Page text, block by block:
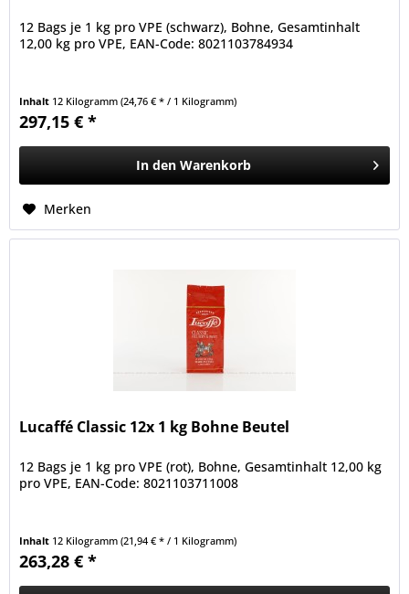
12 Bags je 1 kg pro VPE (schwarz), Bohne, Gesamtinhalt
12,00 kg pro VPE, EAN-Code: 8021103784934
Inhalt 12 Kilogramm(24,76 € * / 1 Kilogramm)
297,15 € *
In den Warenkorb
Merken
Lucaffé Classic 12x 1 kg Bohne Beutel
12 Bags je 1 kg pro VPE (rot), Bohne, Gesamtinhalt 12,00 kg
pro VPE, EAN-Code: 8021103711008
Inhalt 12 Kilogramm(21,94 € * / 1 Kilogramm)
263,28 € *